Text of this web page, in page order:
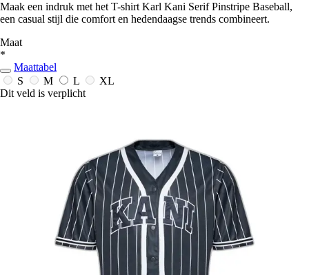
Maak een indruk met het T-shirt Karl Kani Serif Pinstripe Baseball,
een casual stijl die comfort en hedendaagse trends combineert.
Maat
*
Maattabel
S
M L
XL
Dit veld is verplicht